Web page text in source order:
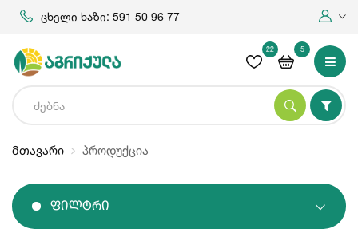
ცხელი ხაზი: 591 50 96 77
22 5
მთავარი პროდუქცია
Ფილტრი